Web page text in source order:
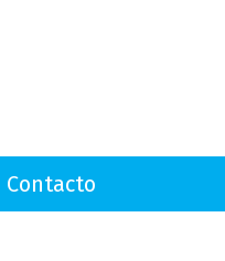
Contacto